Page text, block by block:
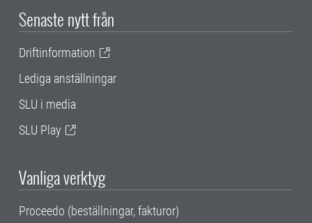
Senaste nytt från
Driftinformation
Lediga anställningar
SLU i media
SLU Play
Vanliga verktyg
Proceedo (beställningar, fakturor)